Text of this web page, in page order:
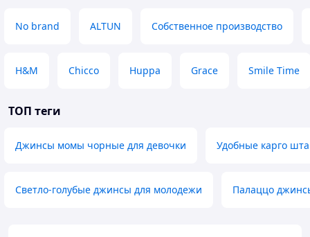
No brand ALTUN Собственное производство
H&M Chicco Huppa Grace Smile Time
ТОП теги
Джинсы момы чорные для девочки Удобные карго
Светло-голубые джинсы для молодежи Палаццо